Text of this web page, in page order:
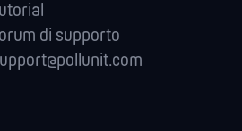
di supporto